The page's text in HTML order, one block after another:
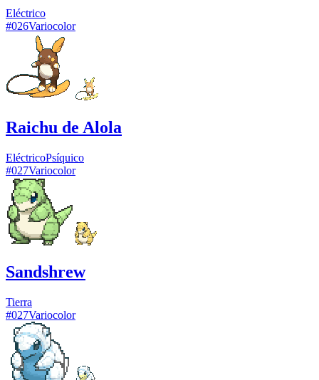
Eléctrico
#026Variocolor
Raichu de Alola
EléctricoPsíquico
#027Variocolor
Sandshrew
Tierra
#027Variocolor